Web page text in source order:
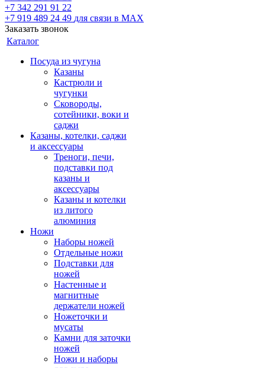
+7 342 291 91 22
+7 919 489 24 49 для связи в МАХ
Заказать звонок
Каталог
Посуда из чугуна
Казаны
Кастрюли и
чугунки
Сковороды,
сотейники, воки и
саджи
Казаны, котелки, саджи
и аксессуары
Треноги, печи,
подставки под
казаны и
аксессуары
Казаны и котелки
из литого
алюминия
Ножи
Наборы ножей
Отдельные ножи
Подставки для
ножей
Настенные и
магнитные
держатели ножей
Ножеточки и
мусаты
Камни для заточки
ножей
Ножи и наборы